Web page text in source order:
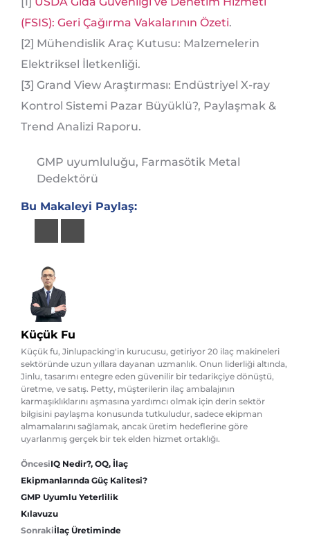
(FSIS): Geri Çağırma Vakalarının Özeti.
[2] Mühendislik Araç Kutusu: Malzemelerin
Elektriksel İletkenliği.
[3] Grand View Araştırması: Endüstriyel X-ray
Kontrol Sistemi Pazar Büyüklü?, Paylaşmak &
Trend Analizi Raporu.
GMP uyumluluğu, Farmasötik Metal
Dedektörü
Bu Makaleyi Paylaş:
Küçük Fu
Küçük fu, Jinlupacking'in kurucusu, getiriyor 20 ilaç makineleri
sektöründe uzun yıllara dayanan uzmanlık. Onun liderliği altında,
Jinlu, tasarımı entegre eden güvenilir bir tedarikçiye dönüştü,
üretme, ve satış. Petty, müşterilerin ilaç ambalajının
karmaşıklıklarını aşmasına yardımcı olmak için derin sektör
bilgisini paylaşma konusunda tutkuludur, sadece ekipman
almamalarını sağlamak, ancak üretim hedeflerine göre
uyarlanmış gerçek bir tek elden hizmet ortaklığı.
ÖncesiIQ Nedir?, OQ, İlaç
Ekipmanlarında Güç Kalitesi?
GMP Uyumlu Yeterlilik
Kılavuzu
Sonrakiİlaç Üretiminde